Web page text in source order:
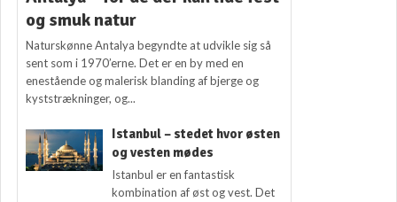
og smuk natur
Naturskønne Antalya begyndte at udvikle sig så
sent som i 1970’erne. Det er en by med en
enestående og malerisk blanding af bjerge og
kyststrækninger, og...
Istanbul – stedet hvor østen
og vesten mødes
Istanbul er en fantastisk
kombination af øst og vest. Det